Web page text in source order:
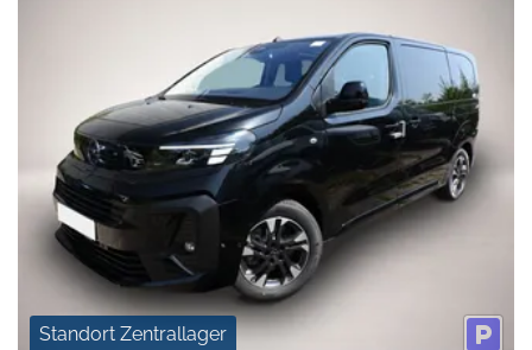
Standort Zentrallager